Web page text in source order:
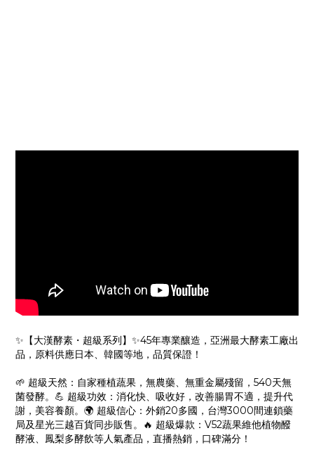
✨【大漢酵素・超級系列】✨45年專業釀造，亞洲最大酵素工廠出
品，原料供應日本、韓國等地，品質保證！
🌱 超級天然：自家種植蔬果，無農藥、無重金屬殘留，540天無
菌發酵。💪 超級功效：消化快、吸收好，改善腸胃不適，提升代
謝，美容養顏。🌍 超級信心：外銷20多國，台灣3000間連鎖藥
局及星光三越百貨同步販售。🔥 超級爆款：V52蔬果維他植物醱
酵液、鳳梨多酵飲等人氣產品，直播熱銷，口碑滿分！